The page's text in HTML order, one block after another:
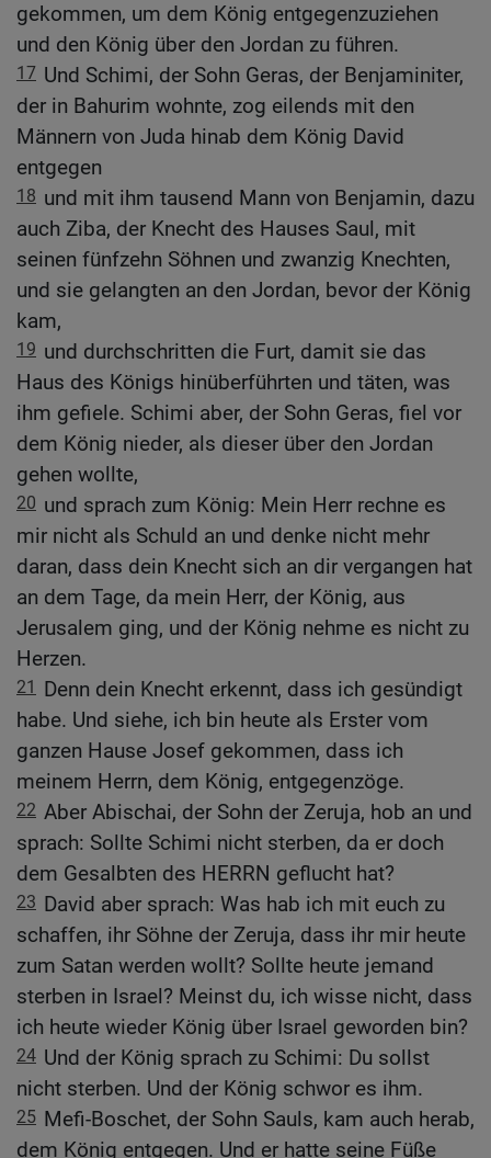
gekommen, um dem König entgegenzuziehen
und den König über den Jordan zu führen.
17 Und Schimi, der Sohn Geras, der Benjaminiter,
der in Bahurim wohnte, zog eilends mit den
Männern von Juda hinab dem König David
entgegen
18 und mit ihm tausend Mann von Benjamin, dazu
auch Ziba, der Knecht des Hauses Saul, mit
seinen fünfzehn Söhnen und zwanzig Knechten,
und sie gelangten an den Jordan, bevor der König
kam,
19 und durchschritten die Furt, damit sie das
Haus des Königs hinüberführten und täten, was
ihm gefiele. Schimi aber, der Sohn Geras, fiel vor
dem König nieder, als dieser über den Jordan
gehen wollte,
20 und sprach zum König: Mein Herr rechne es
mir nicht als Schuld an und denke nicht mehr
daran, dass dein Knecht sich an dir vergangen hat
an dem Tage, da mein Herr, der König, aus
Jerusalem ging, und der König nehme es nicht zu
Herzen.
21
Denn dein Knecht erkennt, dass ich gesündigt
habe. Und siehe, ich bin heute als Erster vom
ganzen Hause Josef gekommen, dass ich
meinem Herrn, dem König, entgegenzöge.
22 Aber Abischai, der Sohn der Zeruja, hob an und
sprach: Sollte Schimi nicht sterben, da er doch
dem Gesalbten des HERRN geflucht hat?
23 David aber sprach: Was hab ich mit euch zu
schaffen, ihr Söhne der Zeruja, dass ihr mir heute
zum Satan werden wollt? Sollte heute jemand
sterben in Israel? Meinst du, ich wisse nicht, dass
ich heute wieder König über Israel geworden bin?
24 Und der König sprach zu Schimi: Du sollst
nicht sterben. Und der König schwor es ihm.
25 Mefi-Boschet, der Sohn Sauls, kam auch herab,
dem König entgegen. Und er hatte seine Füße